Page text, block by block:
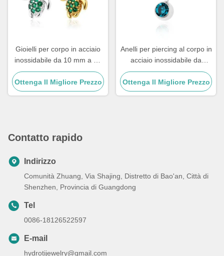
Gioielli per corpo in acciaio
inossidabile da 10 mm a 12
mm Gioielli per piercing per
polpetto da strass
Ottenga Il Migliore Prezzo
Anelli per piercing al corpo in
acciaio inossidabile da
10mm e 12mm, unisex, in
acciaio chirurgico per
ombelico
Ottenga Il Migliore Prezzo
Contatto rapido
Indirizzo
Comunità Zhuang, Via Shajing, Distretto di Bao'an, Città di
Shenzhen, Provincia di Guangdong
Tel
0086-18126522597
E-mail
hydrotijewelry@gmail.com